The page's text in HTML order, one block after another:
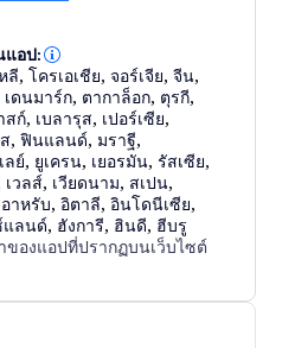
แอป:
ลี,โครเอเชีย,จอร์เจีย,จีน,
เดนมาร์ก, ตากาล็อก, ตุรกี,
สก์, เบลารุส, เปอร์เซีย,
,ฟินแลนด์,มราฐี,
ลย์, ยูเครน, เยอรมัน,รัสเซีย,
เวลส์, เวียดนาม, สเปน,
อาหรับ,อิตาลี,อินโดนีเซีย,
แลนด์, ฮังการี, ฮินดี, ฮีบรู
องแอปที่ปรากฏบนเว็บไซต์